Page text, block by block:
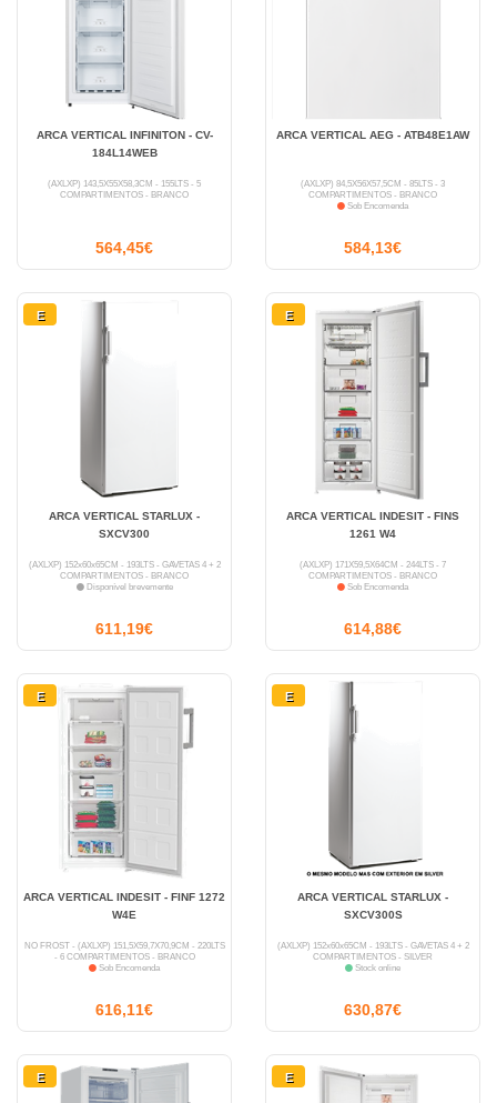
ARCA VERTICAL INFINITON - CV-
184L14WEB
(AXLXP) 143,5X55X58,3CM - 155LTS - 5
COMPARTIMENTOS - BRANCO
564,45€
ARCA VERTICAL AEG - ATB48E1AW
(AXLXP) 84,5X56X57,5CM - 85LTS - 3
COMPARTIMENTOS - BRANCO
Sob Encomenda
584,13€
E
ARCA VERTICAL STARLUX -
SXCV300
(AXLXP) 152x60x65CM - 193LTS - GAVETAS 4 + 2
COMPARTIMENTOS - BRANCO
Disponível brevemente
611,19€
E
ARCA VERTICAL INDESIT - FINS
1261 W4
(AXLXP) 171X59,5X64CM - 244LTS - 7
COMPARTIMENTOS - BRANCO
Sob Encomenda
614,88€
E
ARCA VERTICAL INDESIT - FINF 1272
W4E
NO FROST - (AXLXP) 151,5X59,7X70,9CM - 220LTS
- 6 COMPARTIMENTOS - BRANCO
Sob Encomenda
616,11€
E
ARCA VERTICAL STARLUX -
SXCV300S
(AXLXP) 152x60x65CM - 193LTS - GAVETAS 4 + 2
COMPARTIMENTOS - SILVER
Stock online
630,87€
E E